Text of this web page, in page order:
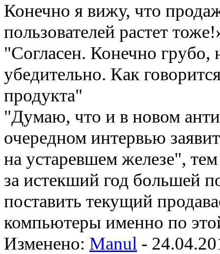
Конечно я вижу, что
пользователей растет
"Согласен. Конечно грубо,
убедительно. Как
продукта"
"Думаю, что и в новом
очередном интервью
на устаревшем железе",
за истекший год большей
поставить текущий
компьютеры именно по
Изменено: Manul -